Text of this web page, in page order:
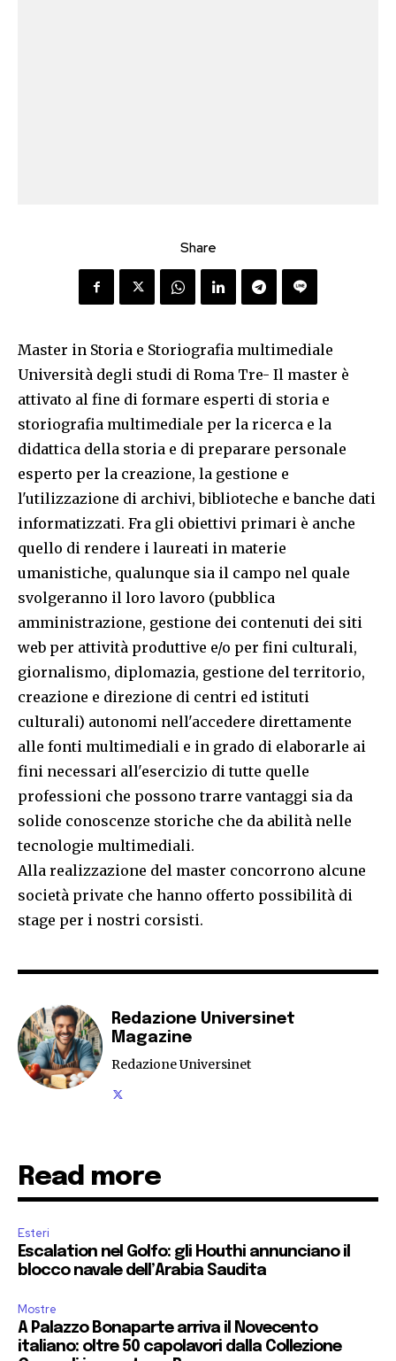
Share
Master in Storia e Storiografia multimediale
Università degli studi di Roma Tre- Il master è
attivato al fine di formare esperti di storia e
storiografia multimediale per la ricerca e la
didattica della storia e di preparare personale
esperto per la creazione, la gestione e
l'utilizzazione di archivi, biblioteche e banche dati
informatizzati. Fra gli obiettivi primari è anche
quello di rendere i laureati in materie
umanistiche, qualunque sia il campo nel quale
svolgeranno il loro lavoro (pubblica
amministrazione, gestione dei contenuti dei siti
web per attività produttive e/o per fini culturali,
giornalismo, diplomazia, gestione del territorio,
creazione e direzione di centri ed istituti
culturali) autonomi nell'accedere direttamente
alle fonti multimediali e in grado di elaborarle ai
fini necessari all'esercizio di tutte quelle
professioni che possono trarre vantaggi sia da
solide conoscenze storiche che da abilità nelle
tecnologie multimediali.
Alla realizzazione del master concorrono alcune
società private che hanno offerto possibilità di
stage per i nostri corsisti.
Redazione Universinet
Magazine
Redazione Universinet
Read more
Esteri
Escalation nel Golfo: gli Houthi annunciano il
blocco navale dell’Arabia Saudita
Mostre
A Palazzo Bonaparte arriva il Novecento
italiano: oltre 50 capolavori dalla Collezione